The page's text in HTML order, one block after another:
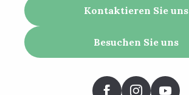
Kontaktieren Sie uns
Besuchen Sie uns